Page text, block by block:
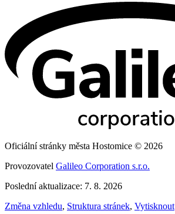
Oficiální stránky města Hostomice © 2026
Provozovatel Galileo Corporation s.r.o.
Poslední aktualizace: 7. 8. 2026
Změna vzhledu, Struktura stránek, Vytisknout